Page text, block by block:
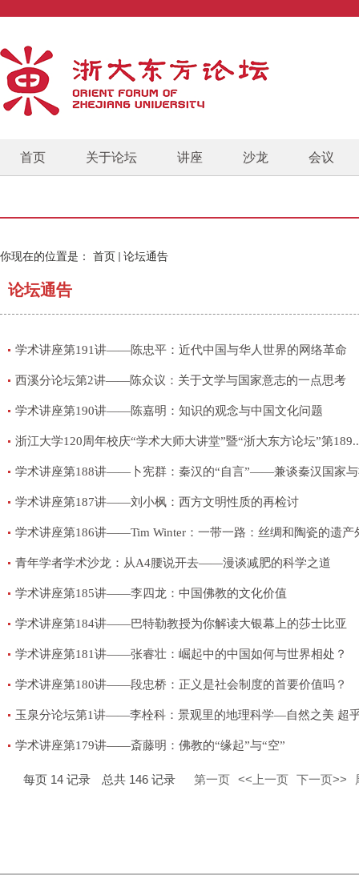
首页 关于论坛 讲座 沙龙 会议
你现在的位置是： 首页 论坛通告
论坛通告
学术讲座第191讲——陈忠平：近代中国与华人世界的网络革命
西溪分论坛第2讲——陈众议：关于文学与国家意志的一点思考
学术讲座第190讲——陈嘉明：知识的观念与中国文化问题
浙江大学120周年校庆“学术大师大讲堂”暨“浙大东方论坛”第
学术讲座第188讲——卜宪群：秦汉的“自言”——兼谈秦汉国家与
学术讲座第187讲——刘小枫：西方文明性质的再检讨
学术讲座第186讲——Tim Winter：一带一路：丝绸和陶瓷的遗产
青年学者学术沙龙：从A4腰说开去——漫谈减肥的科学之道
学术讲座第185讲——李四龙：中国佛教的文化价值
学术讲座第184讲——巴特勒教授为你解读大银幕上的莎士比亚
学术讲座第181讲——张睿壮：崛起中的中国如何与世界相处？
学术讲座第180讲——段忠桥：正义是社会制度的首要价值吗？
玉泉分论坛第1讲——李栓科：景观里的地理科学—自然之美 超
学术讲座第179讲——斎藤明：佛教的“缘起”与“空”
每页 14 记录 总共 146 记录 第一页 <<上一页 下一页>>